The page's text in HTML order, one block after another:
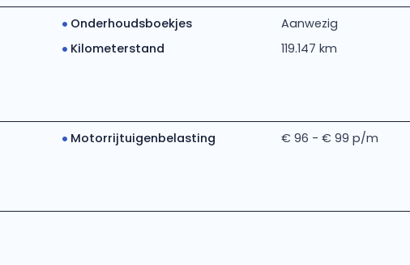
Onderhoudsboekjes
Aanwezig
Kilometerstand
119.147 km
Motorrijtuigenbelasting
€ 96 - € 99 p/m